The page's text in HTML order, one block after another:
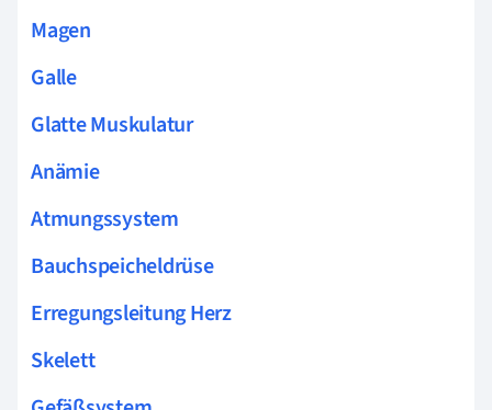
Magen
Galle
Glatte Muskulatur
Anämie
Atmungssystem
Bauchspeicheldrüse
Erregungsleitung Herz
Skelett